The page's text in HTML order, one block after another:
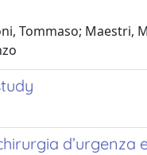
Tommaso; Maestri,
d’urgenza